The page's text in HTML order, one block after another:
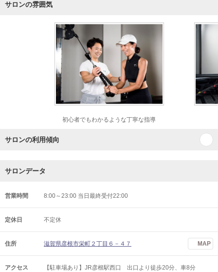
サロンの雰囲気
初心者でもわかるような丁寧な指導
サロンの利用傾向
サロンデータ
営業時間 8:00～23:00 当日最終受付22:00
定休日 不定休
住所 滋賀県彦根市栄町２丁目６－４７ MAP
アクセス 【駐車場あり】JR彦根駅西口 出口より徒歩20分、車8分